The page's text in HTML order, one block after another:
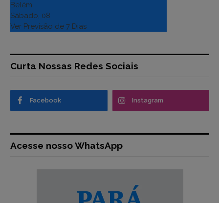
Belém
Sábado, 08
Ver Previsão de 7 Dias
Curta Nossas Redes Sociais
Facebook Instagram
Acesse nosso WhatsApp